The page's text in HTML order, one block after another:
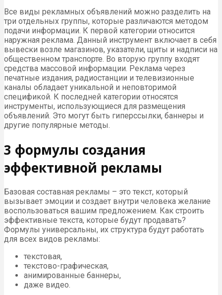
Все виды рекламных объявлений можно разделить на
три отдельных группы, которые различаются методом
подачи информации. К первой категории относится
наружная реклама. Данный инструмент включает в себя
вывески возле магазинов, указатели, щиты и надписи на
общественном транспорте. Во вторую группу входят
средства массовой информации. Реклама через
печатные издания, радиостанции и телевизионные
каналы обладает уникальной и неповторимой
спецификой. К последней категории относятся
инструменты, использующиеся для размещения
объявлений. Это могут быть гиперссылки, баннеры и
другие популярные методы.
3 формулы создания
эффективной рекламы
Базовая составная рекламы – это текст, который
вызывает эмоции и создает внутри человека желание
воспользоваться вашим предложением. Как строить
эффективные текста, которые будут продавать?
Формулы универсальны, их структура будут работать
для всех видов рекламы:
текстовая,
текстово-графическая,
анимированные баннеры,
даже видео.